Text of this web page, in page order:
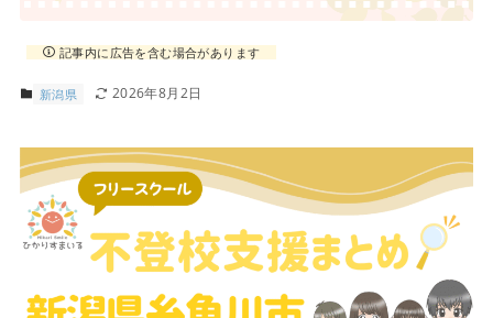
記事内に広告を含む場合があります
新潟県 2026年8月2日